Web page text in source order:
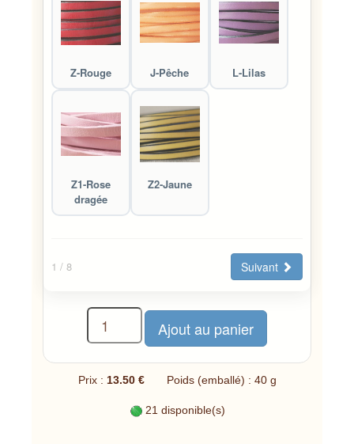
Z-Rouge J-Pêche L-Lilas
Z1-Rose
dragée
Z2-Jaune
1 / 8 Suivant
Prix : 13.50 € Poids (emballé) : 40 g
21 disponible(s)